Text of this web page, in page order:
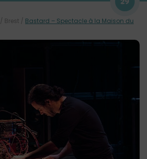
29
/ Brest / Bastard – Spectacle à la Maison du